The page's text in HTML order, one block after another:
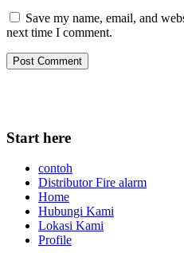
Start here
contoh
Distributor Fire alarm
Home
Hubungi Kami
Lokasi Kami
Profile
Save my name, email, and
next time I comment.